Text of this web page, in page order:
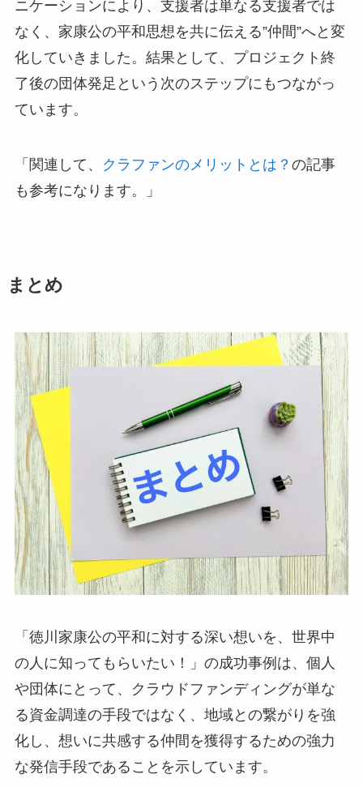
ニケーションにより、支援者は単なる支援者では
なく、家康公の平和思想を共に伝える”仲間”へと変
化していきました。結果として、プロジェクト終
了後の団体発足という次のステップにもつながっ
ています。
「関連して、 クラファンのメリットとは？ の記事
も参考になります。」
まとめ
「徳川家康公の平和に対する深い想いを、世界中
の人に知ってもらいたい！」の成功事例は、個人
や団体にとって、クラウドファンディングが単な
る資金調達の手段ではなく、地域との繋がりを強
化し、想いに共感する仲間を獲得するための強力
な発信手段であることを示しています。